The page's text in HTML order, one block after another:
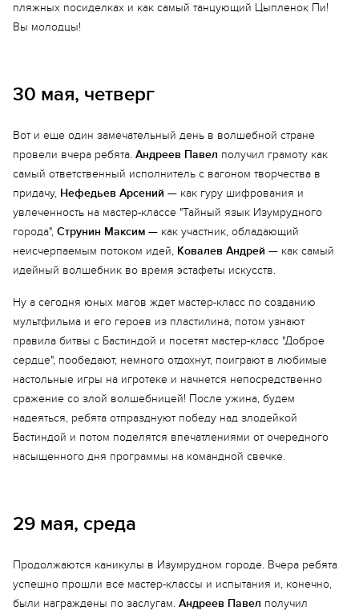
пляжных посиделках и как самый танцующий Цыпленок Пи!
Вы молодцы!
30 мая, четверг
Вот и еще один замечательный день в волшебной стране
провели вчера ребята. Андреев Павел получил грамоту как
самый ответственный исполнитель с вагоном творчества в
придачу, Нефедьев Арсений — как гуру шифрования и
увлеченность на мастер-классе "Тайный язык Изумрудного
города", Струнин Максим — как участник, обладающий
неисчерпаемым потоком идей, Ковалев Андрей — как самый
идейный волшебник во время эстафеты искусств.
Ну а сегодня юных магов ждет мастер-класс по созданию
мультфильма и его героев из пластилина, потом узнают
правила битвы с Бастиндой и посетят мастер-класс "Доброе
сердце", пообедают, немного отдохнут, поиграют в любимые
настольные игры на игротеке и начнется непосредственно
сражение со злой волшебницей! После ужина, будем
надеяться, ребята отпразднуют победу над злодейкой
Бастиндой и потом поделятся впечатлениями от очередного
насыщенного дня программы на командной свечке.
29 мая, среда
Продолжаются каникулы в Изумрудном городе. Вчера ребята
успешно прошли все мастер-классы и испытания и, конечно,
были награждены по заслугам. Андреев Павел получил